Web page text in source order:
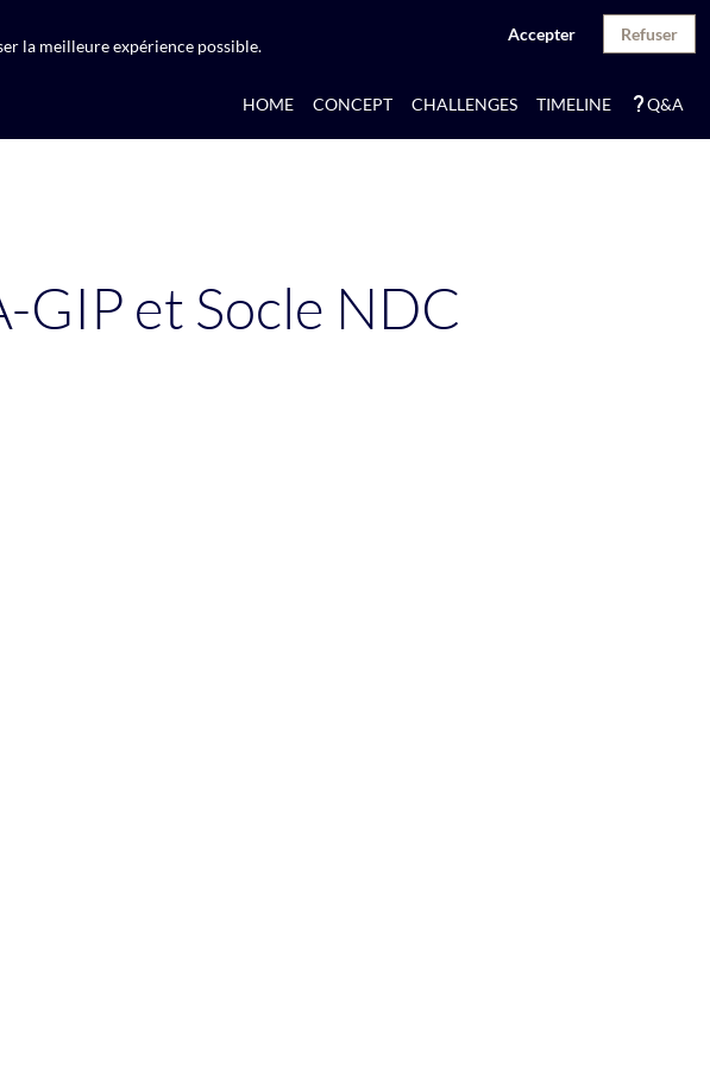
HOME CONCEPT CHALLENGES TIMELINE Q&A
GIP et Socle NDC
la meilleure expérience possible.
Accepter Refuser